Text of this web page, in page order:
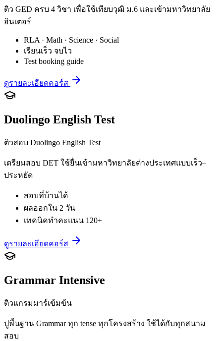
ติว GED ครบ 4 วิชา เพื่อใช้เทียบวุฒิ ม.6 และเข้ามหาวิทยาลัย
อินเตอร์
RLA · Math · Science · Social
เรียนเร็ว จบไว
Test booking guide
ดูรายละเอียดคอร์ส
Duolingo English Test
ติวสอบ Duolingo English Test
เตรียมสอบ DET ใช้ยื่นเข้ามหาวิทยาลัยต่างประเทศแบบเร็ว–
ประหยัด
สอบที่บ้านได้
ผลออกใน 2 วัน
เทคนิคทำคะแนน 120+
ดูรายละเอียดคอร์ส
Grammar Intensive
ติวแกรมมาร์เข้มข้น
ปูพื้นฐาน Grammar ทุก tense ทุกโครงสร้าง ใช้ได้กับทุกสนาม
สอบ